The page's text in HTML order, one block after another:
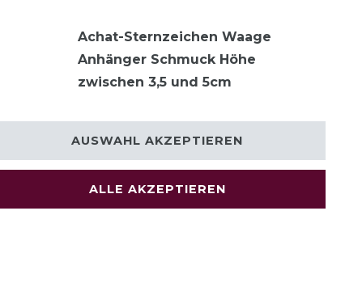
Achat-Sternzeichen Waage
Anhänger Schmuck Höhe
zwischen 3,5 und 5cm
ALLE AKZEPTIEREN
AUSWAHL AKZEPTIEREN